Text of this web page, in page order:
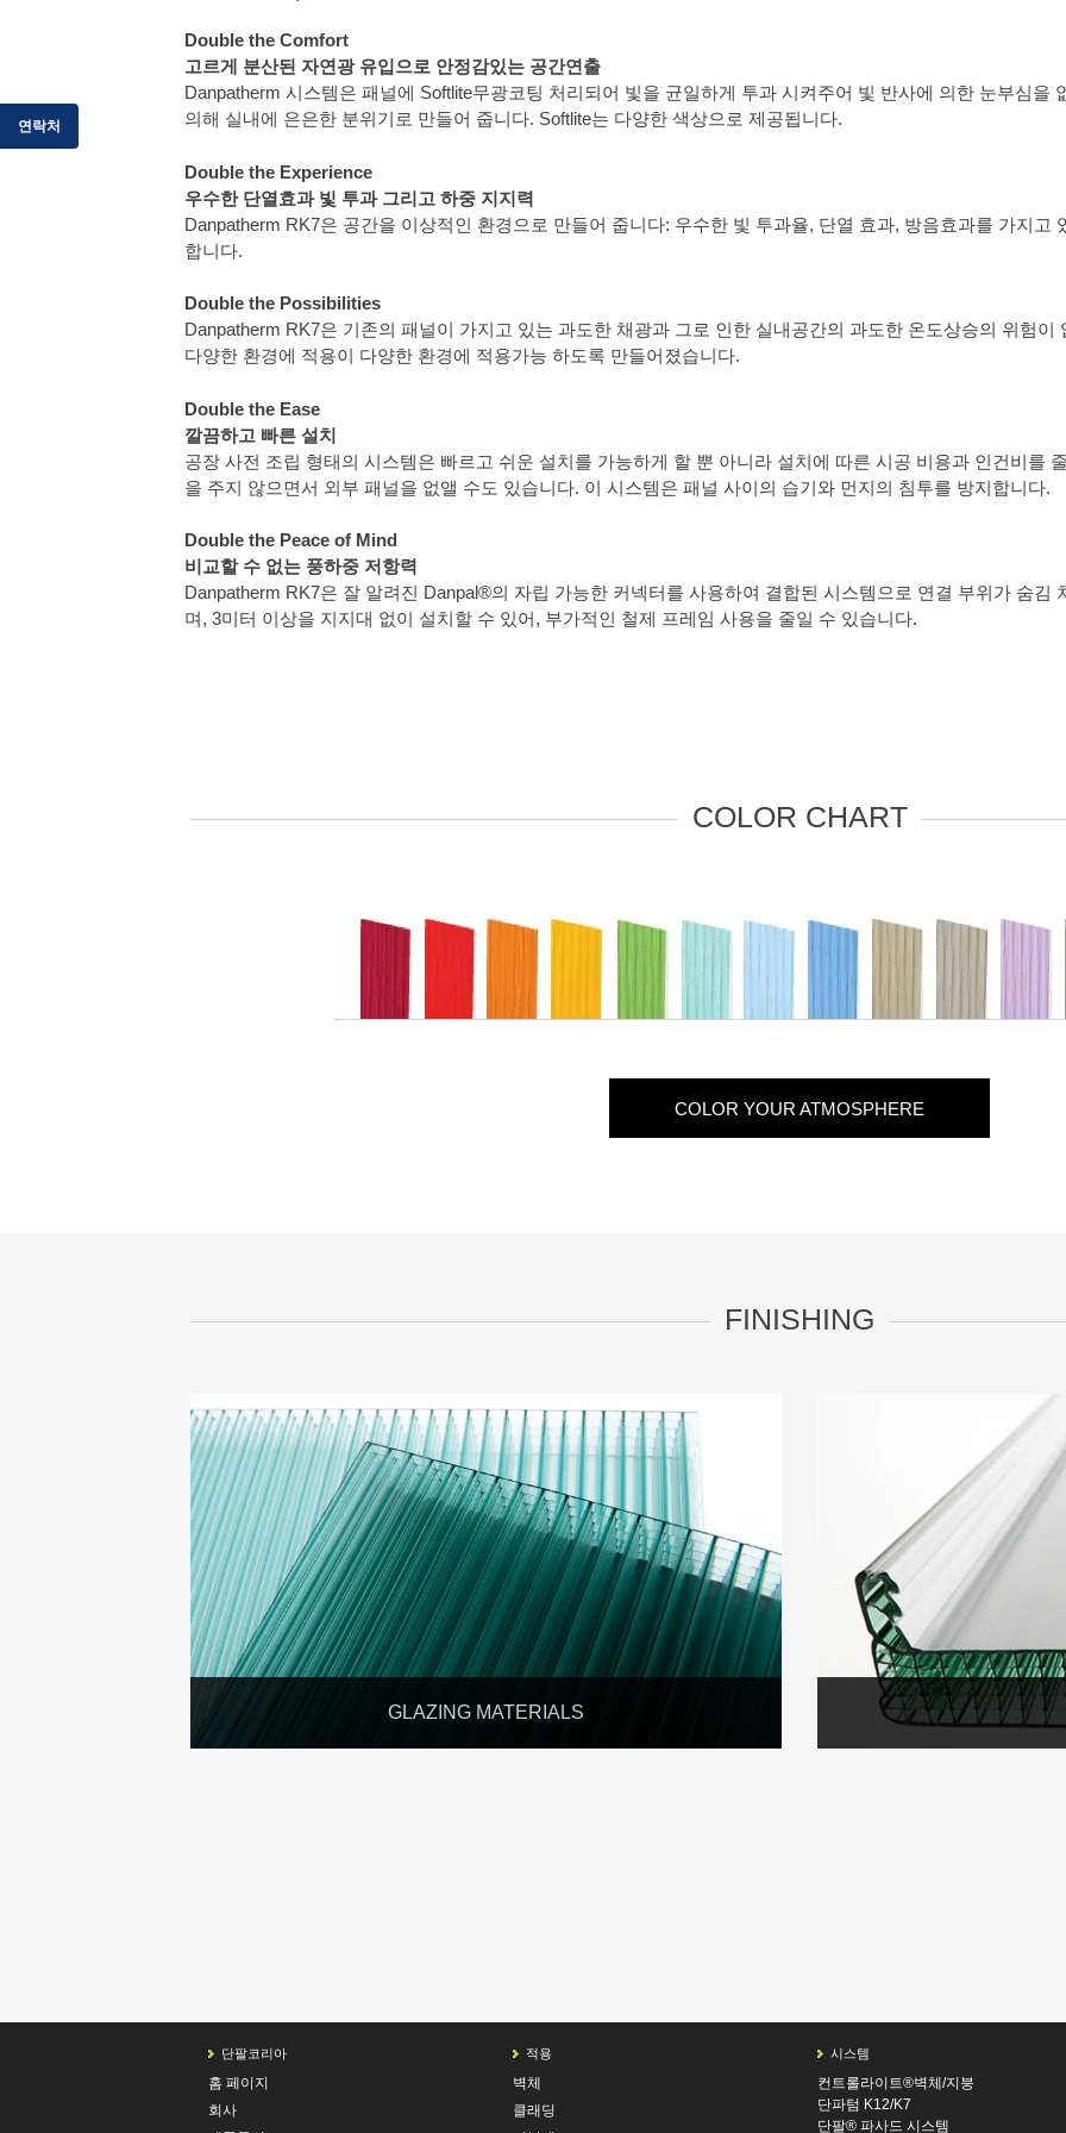
연락처
Double the Comfort
고르게 분산된 자연광 유입으로 안정감있는 공간연출
Danpatherm 시스템은 패널에 Softlite무광코팅 처리되어 빛을 균일하게 투과 시켜주어 빛 반사에 의한 눈부심을
의해 실내에 은은한 분위기로 만들어 줍니다. Softlite는 다양한 색상으로 제공됩니다.
Double the Experience
우수한 단열효과 빛 투과 그리고 하중 지지력
Danpatherm RK7은 공간을 이상적인 환경으로 만들어 줍니다: 우수한 빛 투과율, 단열 효과, 방음효과를 가지고
합니다.
Double the Possibilities
Danpatherm RK7은 기존의 패널이 가지고 있는 과도한 채광과 그로 인한 실내공간의 과도한 온도상승의 위험
다양한 환경에 적용이 다양한 환경에 적용가능 하도록 만들어졌습니다.
Double the Ease
깔끔하고 빠른 설치
공장 사전 조립 형태의 시스템은 빠르고 쉬운 설치를 가능하게 할 뿐 아니라 설치에 따른 시공 비용과 인건비를
을 주지 않으면서 외부 패널을 없앨 수도 있습니다. 이 시스템은 패널 사이의 습기와 먼지의 침투를 방지합니다.
Double the Peace of Mind
비교할 수 없는 풍하중 저항력
Danpatherm RK7은 잘 알려진 Danpal®의 자립 가능한 커넥터를 사용하여 결합된 시스템으로 연결 부위가 숨김
며, 3미터 이상을 지지대 없이 설치할 수 있어, 부가적인 철제 프레임 사용을 줄일 수 있습니다.
COLOR CHART
COLOR YOUR ATMOSPHERE
FINISHING
GLAZING MATERIALS
단팔코리아
홈 페이지
회사
적용
벽체
클래딩
시스템
컨트롤라이트®벽체/지붕
단파텀 K12/K7
단팔® 파사드 시스템